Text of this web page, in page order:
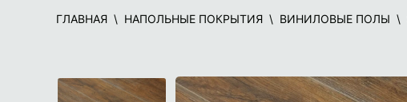
ГЛАВНАЯ НАПОЛЬНЫЕ ПОКРЫТИЯ ВИНИЛОВЫЕ ПОЛЫ